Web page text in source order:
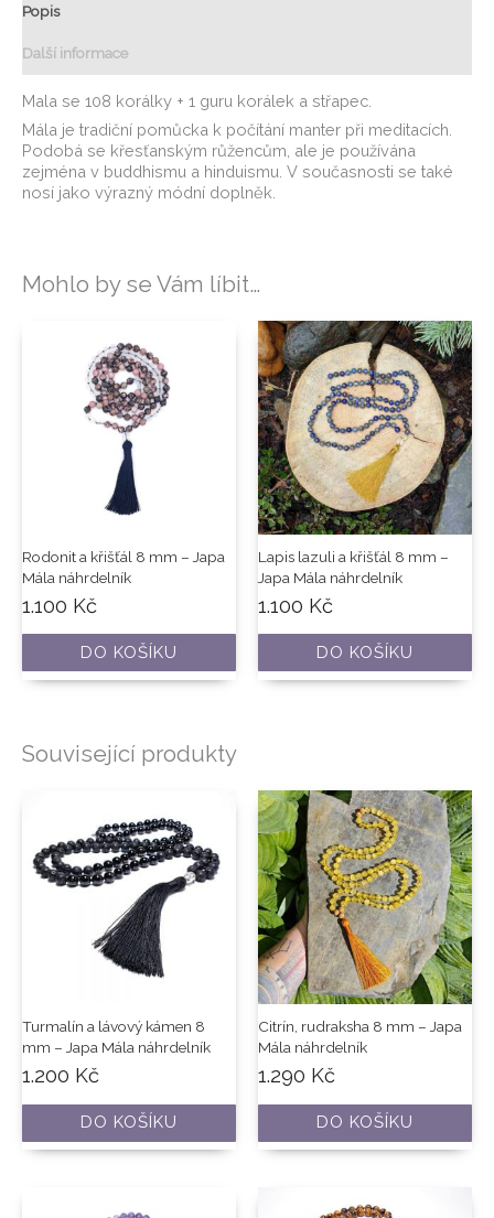
Popis
Další informace
Mala se 108 korálky + 1 guru korálek a střapec.
Mála je tradiční pomůcka k počítání manter při meditacích.
Podobá se křesťanským růžencům, ale je používána
zejména v buddhismu a hinduismu. V současnosti se také
nosí jako výrazný módní doplněk.
Mohlo by se Vám líbit…
Rodonit a křišťál 8 mm – Japa
Mála náhrdelník
1.100 Kč
DO KOŠÍKU
Lapis lazuli a křišťál 8 mm –
Japa Mála náhrdelník
1.100 Kč
DO KOŠÍKU
Související produkty
Turmalín a lávový kámen 8
mm – Japa Mála náhrdelník
1.200 Kč
DO KOŠÍKU
Citrín, rudraksha 8 mm – Japa
Mála náhrdelník
1.290 Kč
DO KOŠÍKU